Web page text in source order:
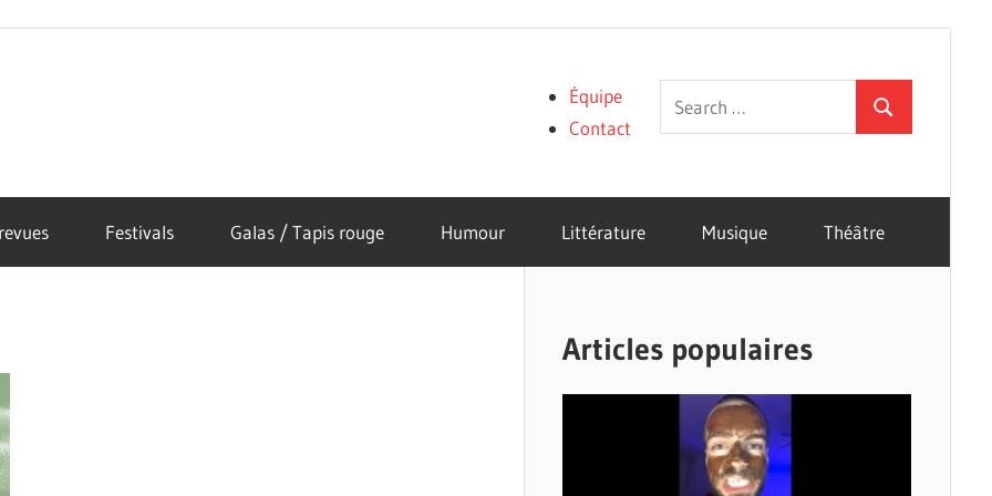
Search
for:
Search
Équipe
Contact
Festivals Galas / Tapis rouge Humour Littérature Musique Théâtre
Articles populaires